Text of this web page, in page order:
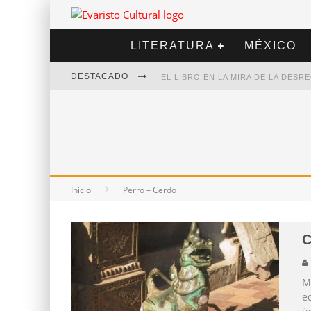
LITERATURA MÉXICO
DESTACADO EL LIBRO EN LA MIRA DE LA
Inicio Perro – Cerdo